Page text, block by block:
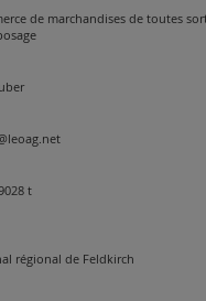
de marchandises de toutes
t
régional de Feldkirch